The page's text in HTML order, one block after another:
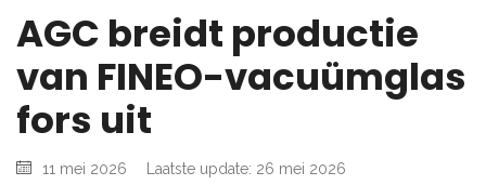
AGC breidt productie
van FINEO-vacuümglas
fors uit
11 mei 2026 Laatste update: 26 mei 2026